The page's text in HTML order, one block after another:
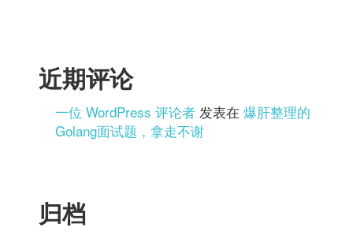
近期评论
一位 WordPress 评论者 发表在爆肝整理的
Golang面试题，拿走不谢
归档